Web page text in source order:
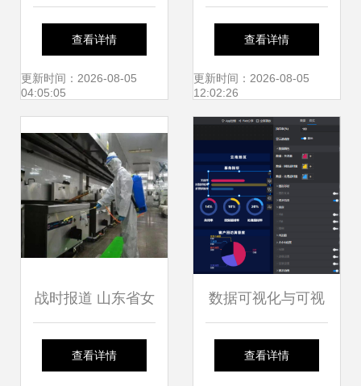
云数据处理 为智慧
应用点亮精准之眼
查看详情
更新时间：2026-08-05
04:05:05
方 景联文科技以自
有数据库构建数据
服务护城河
查看详情
更新时间：2026-08-05
12:02:26
战时报道 山东省女
子监狱成功开展冷
查看详情
数据可视化与可视
化数据分析服务 赋
查看详情